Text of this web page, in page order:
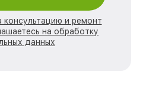
консультацию и ремонт
на обработку
данных